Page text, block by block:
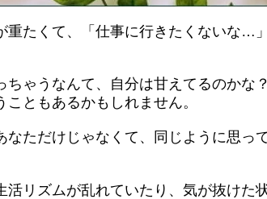
重たくて、「仕事に行きたくないな…
ゃうなんて、自分は甘えてるのかな
ともあるかもしれません。
なただけじゃなくて、同じように思っ
リズムが乱れていたり、気が抜けた